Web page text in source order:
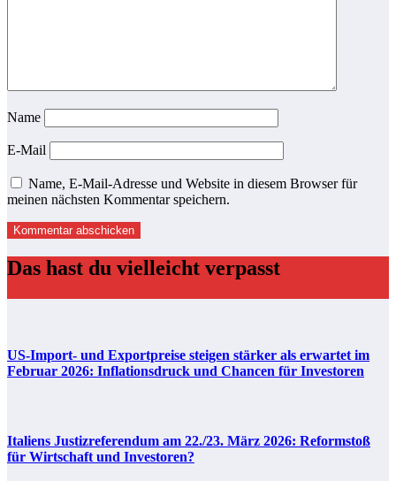
Name
E-Mail
Name, E-Mail-Adresse und Website in diesem Browser für
meinen nächsten Kommentar speichern.
Das hast du vielleicht verpasst
US-Import- und Exportpreise steigen stärker als erwartet im
Februar 2026: Inflationsdruck und Chancen für Investoren
Italiens Justizreferendum am 22./23. März 2026: Reformstoß
für Wirtschaft und Investoren?